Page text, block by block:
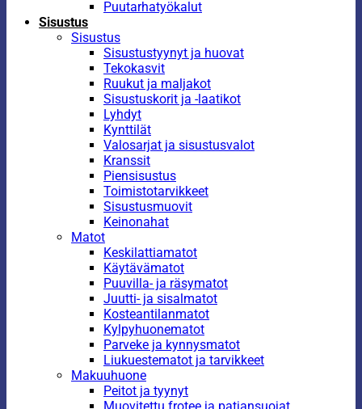
Puutarhatyökalut
Sisustus
Sisustus
Sisustustyynyt ja huovat
Tekokasvit
Ruukut ja maljakot
Sisustuskorit ja -laatikot
Lyhdyt
Kynttilät
Valosarjat ja sisustusvalot
Kranssit
Piensisustus
Toimistotarvikkeet
Sisustusmuovit
Keinonahat
Matot
Keskilattiamatot
Käytävämatot
Puuvilla- ja räsymatot
Juutti- ja sisalmatot
Kosteantilanmatot
Kylpyhuonematot
Parveke ja kynnysmatot
Liukuestematot ja tarvikkeet
Makuuhuone
Peitot ja tyynyt